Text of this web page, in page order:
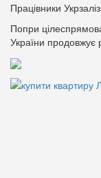
Працівники
Попри
України продовжує